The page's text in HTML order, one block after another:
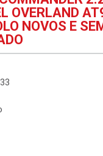
OVERLAND
NOVOS E